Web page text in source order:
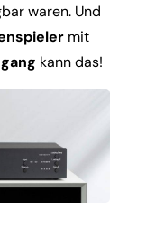
waren. Und
mit
kann das!